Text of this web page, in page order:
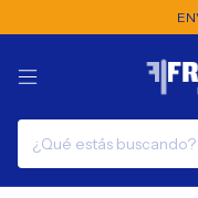
ENVÍOS A